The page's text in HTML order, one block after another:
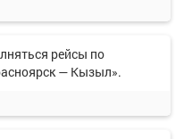
рейсы по
— Кызыл».